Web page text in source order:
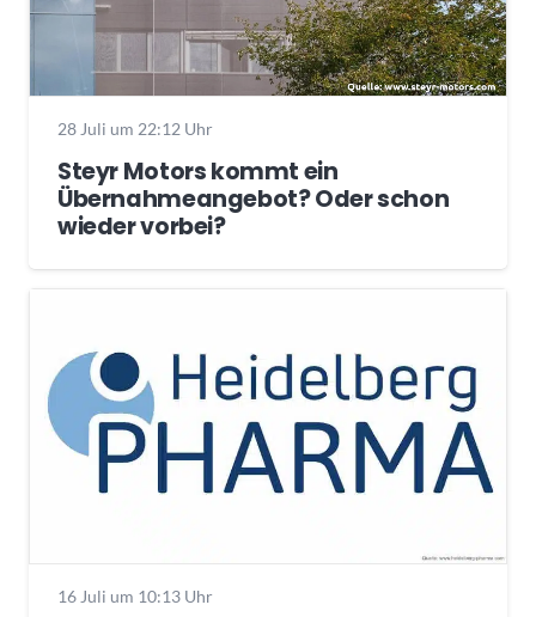
28 Juli um 22:12 Uhr
Steyr Motors kommt ein
Übernahmeangebot? Oder schon
wieder vorbei?
16 Juli um 10:13 Uhr